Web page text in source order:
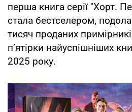
перша книга серії "Хорт.
стала бестселером,
тисяч проданих
п’ятірки найуспішніших
2025 року.